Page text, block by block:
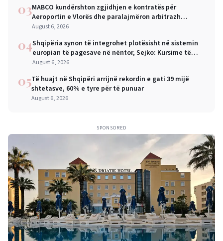
03MABCO kundërshton zgjidhjen e kontratës për
Aeroportin e Vlorës dhe paralajmëron arbitrazh
ndërkombëtar
August 6, 2026
04Shqipëria synon të integrohet plotësisht në sistemin
europian të pagesave në nëntor, Sejko: Kursime të
mëdha për qytetarët dhe bizneset
August 6, 2026
05Të huajt në Shqipëri arrijnë rekordin e gati 39 mijë
shtetasve, 60% e tyre për të punuar
August 6, 2026
SPONSORED